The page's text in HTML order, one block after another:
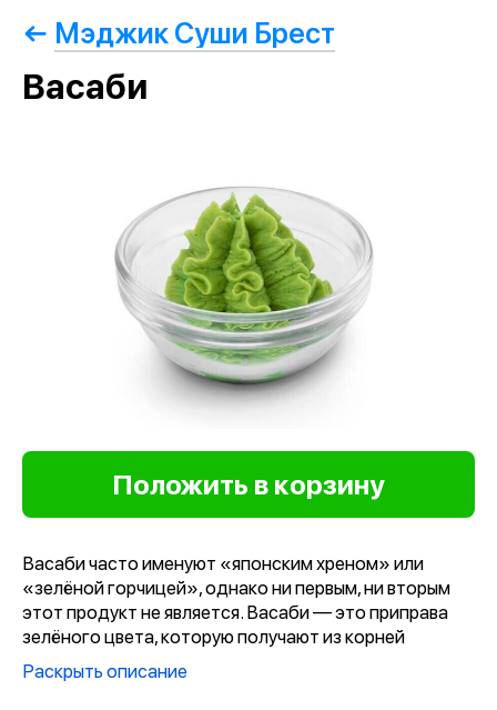
Мэджик Суши Брест
Васаби
Васаби часто именуют «японским хреном» или
«зелёной горчицей», однако ни первым, ни вторым
этот продукт не является. Васаби — это приправа
зелёного цвета, которую получают из корней
растения под названием Эвтрема.
Раскрыть описание